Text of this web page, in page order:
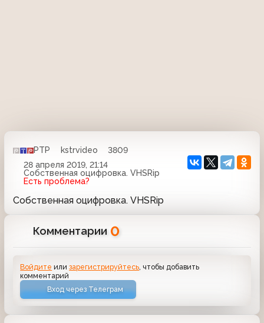
РТР kstrvideo
3809
28 апреля 2019, 21:14
Собственная оцифровка. VHSRip
Есть проблема?
Собственная оцифровка. VHSRip
Комментарии 0
Войдите илизарегистрируйтесь , чтобы добавить
комментарий
Вход через Телеграм